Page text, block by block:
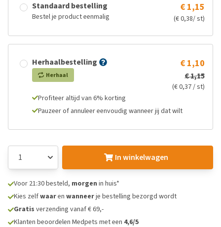
Standaard bestelling
Bestel je product eenmalig
€ 1,15
(€ 0,38/ st)
Herhaalbestelling
Herhaal
€ 1,10
€ 1,15
(€ 0,37 / st)
Profiteer altijd van 6% korting
Pauzeer of annuleer eenvoudig wanneer jij dat wilt
In winkelwagen
Voor 21:30 besteld, morgen in huis*
Kies zelfwaaren wanneerje bestelling bezorgd wordt
Gratis verzending vanaf € 69,-
Klanten beoordelen Medpets met een 4,6/5